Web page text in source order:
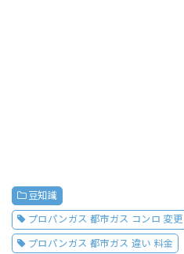
豆知識
プロパンガス 都市ガス コンロ 変更
プロパンガス 都市ガス 違い 料金